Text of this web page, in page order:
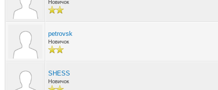
Новичок
petrovsk
Новичок
SHESS
Новичок